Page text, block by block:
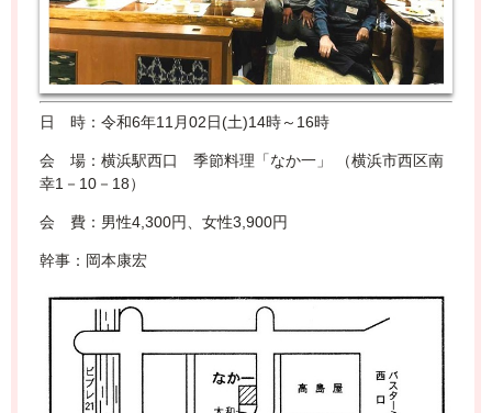
日 時：令和6年11月02日(土)14時～16時
会 場：横浜駅西口 季節料理「なか一」 （横浜市西区南
幸1－10－18）
会 費：男性4,300円、女性3,900円
幹事：岡本康宏